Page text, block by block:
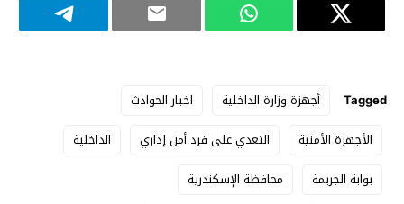
Tagged أجهزة وزارة الداخلية
اخبار الحوادث
الأجهزة الأمنية
التعدي على فرد أمن إداري
الداخلية
بوابة الجريمة
محافظة الإسكندرية